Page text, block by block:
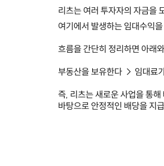
리츠는 여러 투자자의 자금을
여기에서 발생하는 임대수익
흐름을 간단히 정리하면 아래
부동산을 보유한다 → 임대료
즉, 리츠는 새로운 사업을 통
바탕으로 안정적인 배당을 지